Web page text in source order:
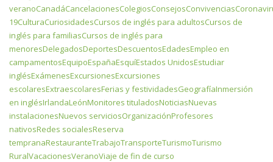
veranoCanadáCancelacionesColegiosConsejosConvivencias
19CulturaCuriosidadesCursos de inglés para adultosCursos de
inglés para familiasCursos de inglés para
menoresDelegadosDeportesDescuentosEdadesEmpleo en
campamentosEquipoEspañaEsquíEstados UnidosEstudiar
inglésExámenesExcursionesExcursiones
escolaresExtraescolaresFerias y festividadesGeografíaInmersión
en inglésIrlandaLeónMonitores tituladosNoticiasNuevas
instalacionesNuevos serviciosOrganizaciónProfesores
nativosRedes socialesReserva
tempranaRestauranteTrabajoTransporteTurismoTurismo
RuralVacacionesVeranoViaje de fin de curso